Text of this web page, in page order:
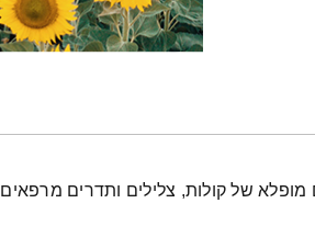
מופלא של קולות, צלילים ותדרים מרפאים